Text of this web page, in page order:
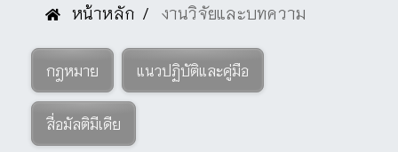
หน้าหลัก งานวิจัยและบทความ
กฎหมาย แนวปฏิบัติและคู่มือ
สื่อมัลติมีเดีย